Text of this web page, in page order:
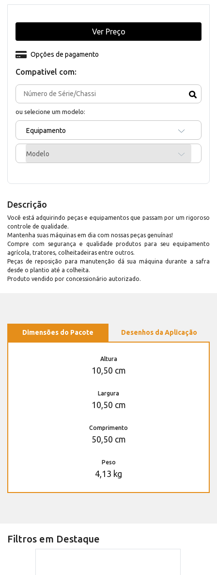
Compativel com:
ou selecione um modelo:
Equipamento
Modelo
Opções de pagamento
Ver Preço
Descrição
Você está adquirindo peças e equipamentos que passam por um rigoroso
controle de qualidade.
Mantenha suas máquinas em dia com nossas peças genuínas!
Compre com segurança e qualidade produtos para seu equipamento
agrícola, tratores, colheitadeiras entre outros.
Peças de reposição para manutenção dá sua máquina durante a safra
desde o plantio até a colheita.
Produto vendido por concessionário autorizado.
Dimensões do Pacote Desenhos da Aplicação
Altura
10,50 cm
Largura
10,50 cm
Comprimento
50,50 cm
Peso
4,13 kg
Filtros em Destaque